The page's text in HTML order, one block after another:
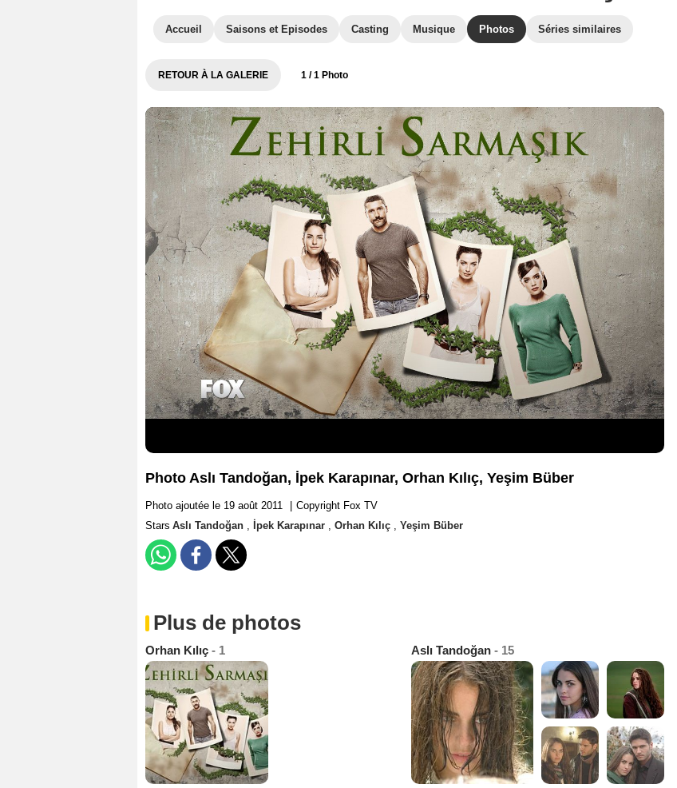
Accueil Saisons et Episodes Casting Musique Photos Séries similaires
RETOUR À LA GALERIE 1 / 1 Photo
Photo Aslı Tandoğan, İpek Karapınar, Orhan Kılıç, Yeşim Büber
Photo ajoutée le 19 août 2011
Copyright Fox TV
Stars Aslı Tandoğan , İpek Karapınar , Orhan Kılıç , Yeşim Büber
Plus de photos
Orhan Kılıç - 1 Aslı Tandoğan - 15